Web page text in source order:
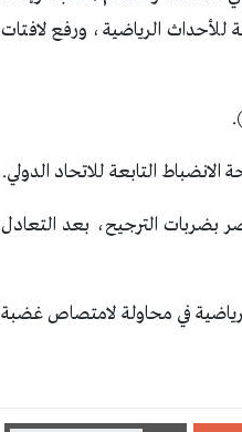
للأحداث الرياضية، ورفع لافتات
بضربات الترجيح، بعد التعادل
في محاولة لامتصاص غضبة